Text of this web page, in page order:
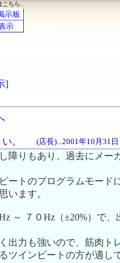
こちら..
示板
示
]
。 (店長)...2001年10月31
障りもあり、過去にメー
ートのプログラムモード
います。
～ ７０Hz（±20%）で、
出力も強いので、筋肉ト
ツインビートの方が適し